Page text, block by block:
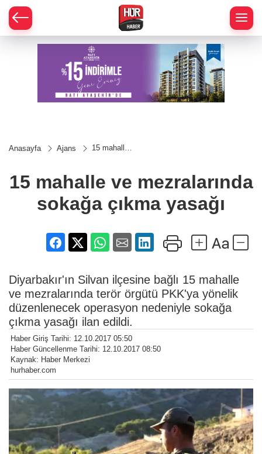
Anasayfa Ajans
15 mahalle
sokağa
çıkma
15 mahalle ve mezralarında
sokağa çıkma yasağı
Diyarbakır'ın Silvan ilçesine bağlı 15 mahalle
ve mezralarında terör örgütü PKK'ya yönelik
düzenlenecek operasyon nedeniyle sokağa
çıkma yasağı ilan edildi.
Haber Giriş Tarihi: 12.10.2017 05:50
Haber Güncellenme Tarihi: 12.10.2017 08:50
Kaynak: Haber Merkezi
hurhaber.com